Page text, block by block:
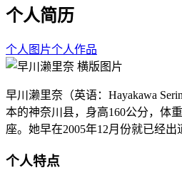
个人简历
个人图片个人作品
早川濑里奈（英语：Hayakawa
本的神奈川县，身高160公分，体
座。她早在2005年12月份就已经出
个人特点